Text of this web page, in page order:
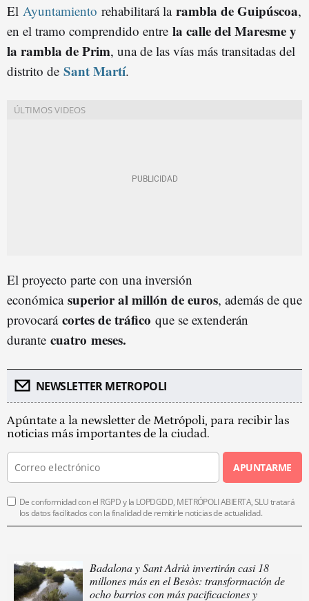
El Ayuntamiento rehabilitará la rambla de Guipúscoa,
en el tramo comprendido entre la calle del Maresme y
la rambla de Prim, una de las vías más transitadas del
distrito de Sant Martí.
El proyecto parte con una inversión
económicasuperior al millón de euros, además de que
provocarácortes de tráfico que se extenderán
durante cuatro meses.
NEWSLETTER METROPOLI
Apúntate a la newsletter de Metrópoli, para recibir las
noticias más importantes de la ciudad.
APUNTARME
De conformidad con el RGPD y la LOPDGDD, METRÓPOLI ABIERTA, SLU tratará
los datos facilitados con la finalidad de remitirle noticias de actualidad.
Badalona y Sant Adrià invertirán casi 18
millones más en el Besòs: transformación de
ocho barrios con más pacificaciones y